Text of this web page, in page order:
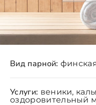
Вид парной:
Услуги: веники,
оздоровительный